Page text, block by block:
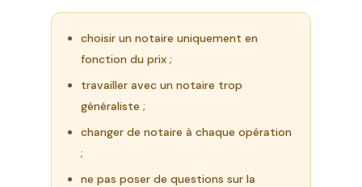
choisir un notaire uniquement en
fonction du prix ;
travailler avec un notaire trop
généraliste ;
changer de notaire à chaque opération
;
ne pas poser de questions sur la